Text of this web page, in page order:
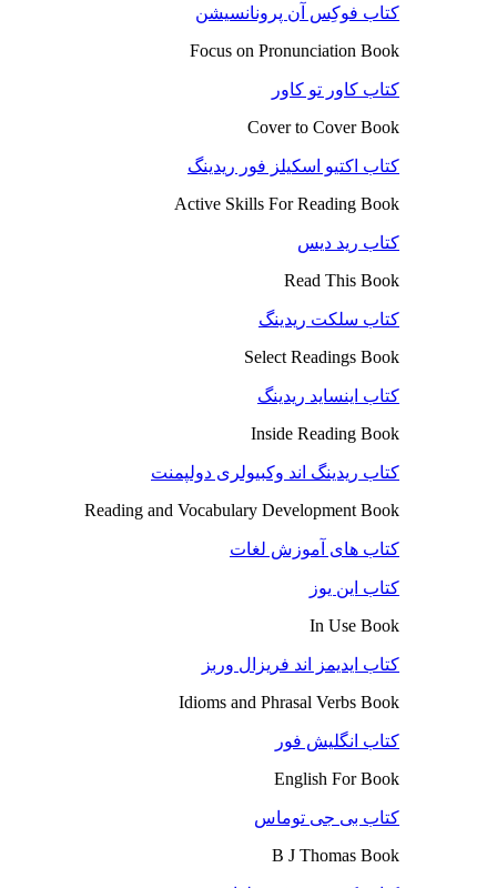
کتاب فوکِس آن پرونانسیشن
Focus on Pronunciation Book
کتاب کاور تو کاور
Cover to Cover Book
کتاب اکتیو اسکیلز فور ریدینگ
Active Skills For Reading Book
کتاب رید دیس
Read This Book
کتاب سلکت ریدینگ
Select Readings Book
کتاب اینساید ریدینگ
Inside Reading Book
کتاب ریدینگ اند وکبیولری دولپمنت
Reading and Vocabulary Development Book
کتاب های آموزش لغات
کتاب این یوز
In Use Book
کتاب ایدیمز اند فریزال وربز
Idioms and Phrasal Verbs Book
کتاب انگلیش فور
English For Book
کتاب بی جی توماس
B J Thomas Book